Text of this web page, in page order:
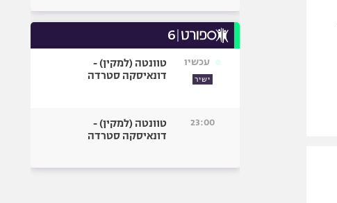
עכשיו
ישיר
טוונטה (למקין) -
דונאיסקה סטרדה
23:00
טוונטה (למקין) -
דונאיסקה סטרדה